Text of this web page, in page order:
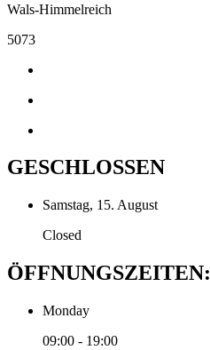
Wals-Himmelreich
5073
GESCHLOSSEN
Samstag, 15. August
Closed
ÖFFNUNGSZEITEN:
Monday
09:00 - 19:00